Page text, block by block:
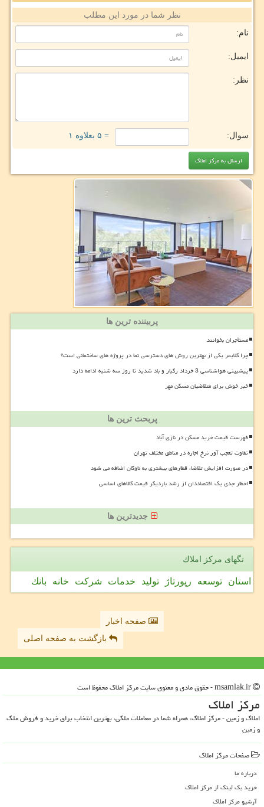
نظر شما در مورد این مطلب
نام:
ایمیل:
نظر:
سوال: = ۵ بعلاوه ۱
پربیننده ترین ها
مستأجران بخوانند
چرا کلایمر یکی از بهترین روش های دسترسی نما در پروژه های ساختمانی است؟
پیشبینی هواشناسی 3 خرداد رگبار و باد شدید تا روز سه شنبه ادامه دارد
خبر خوش برای متقاضیان مسکن مهر
پربحث ترین ها
فهرست قیمت خرید مسکن در نازی آباد
تفاوت تعجب آور نرخ اجاره در مناطق مختلف تهران
در صورت افزایش تقاضا، قطارهای بیشتری به ناوگان اضافه می شود
اخطار جدی یک اقتصاددان از رشد باردیگر قیمت کالاهای اساسی
جدیدترین ها
تگهای مركز املاك
استان توسعه رپورتاژ تولید خدمات شركت خانه بانك
صفحه اخبار
بازگشت به صفحه اصلی
مركز املاك
املاک و زمین - مرکز املاک، همراه شما در معاملات ملکی، بهترین انتخاب برای خرید و فروش ملک
و زمین
صفحات مركز املاك
درباره ما
خرید بک لینک از مركز املاك
آرشیو مركز املاك